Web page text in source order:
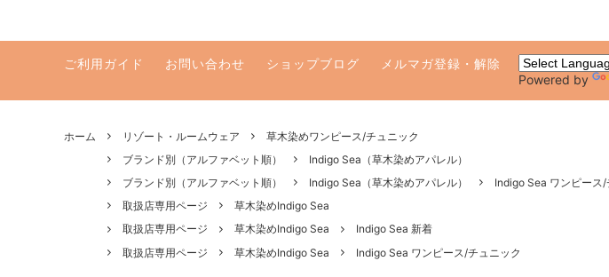
ご利用ガイド お問い合わせ ショップブログ
メルマガ登録・解除
Powered by
ホーム リゾート・ルームウェア
草木染めワンピース/チュニック
ブランド別（アルファベット順）
Indigo Sea（草木染めアパレル）
ブランド別（アルファベット順）
Indigo Sea（草木染めアパレル）
Indigo Sea ワンピース/
取扱店専用ページ
草木染めIndigo Sea
取扱店専用ページ
草木染めIndigo Sea
Indigo Sea 新着
取扱店専用ページ
草木染めIndigo Sea Indigo Sea ワンピース/チュニック